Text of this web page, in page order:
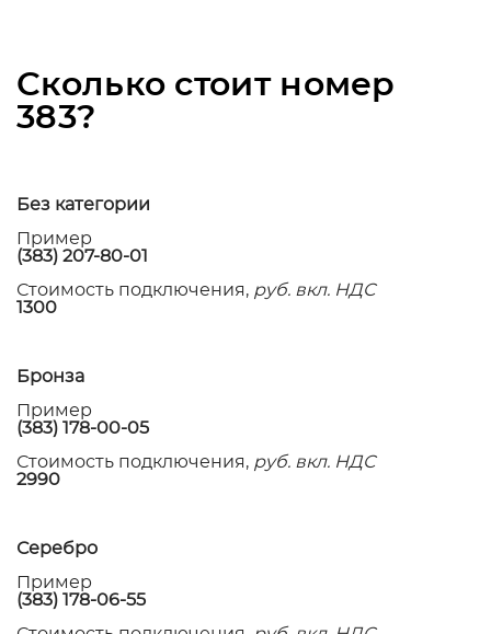
Сколько стоит номер
383?
Без категории
Пример
(383) 207-80-01
Стоимость подключения, руб. вкл. НДС
1300
Бронза
Пример
(383) 178-00-05
Стоимость подключения, руб. вкл. НДС
2990
Серебро
Пример
(383) 178-06-55